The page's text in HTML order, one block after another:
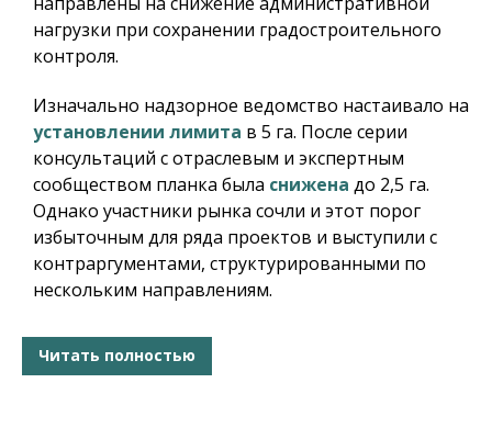
нагрузки при сохранении градостроительного
контроля.
Изначально надзорное ведомство настаивало на
установлении лимита в 5 га. После серии
консультаций с отраслевым и экспертным
сообществом планка была снижена до 2,5 га.
Однако участники рынка сочли и этот порог
избыточным для ряда проектов и выступили с
контраргументами, структурированными по
нескольким направлениям.
Читать полностью